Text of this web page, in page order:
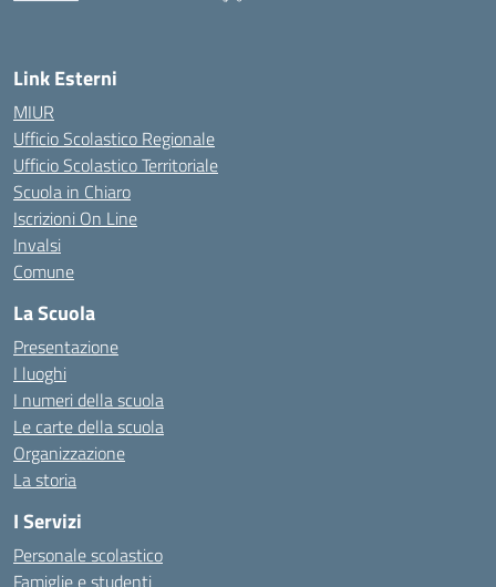
Link Esterni
MIUR
Ufficio Scolastico Regionale
Ufficio Scolastico Territoriale
Scuola in Chiaro
Iscrizioni On Line
Invalsi
Comune
La Scuola
Presentazione
I luoghi
I numeri della scuola
Le carte della scuola
Organizzazione
La storia
I Servizi
Personale scolastico
Famiglie e studenti